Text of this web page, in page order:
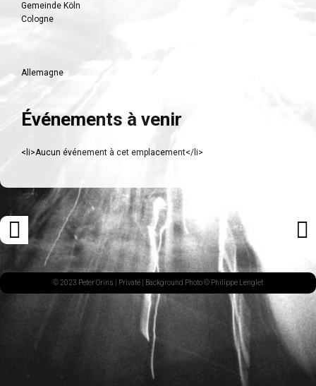
Gemeinde Köln
Cologne
Allemagne
Événements à venir
<li>Aucun événement à cet emplacement</li>
Navigation
des
articles
ARTICLE
PRÉCÉDENT© 2023 Peter Orins | Private | Background Photo © Philippe Lenglet